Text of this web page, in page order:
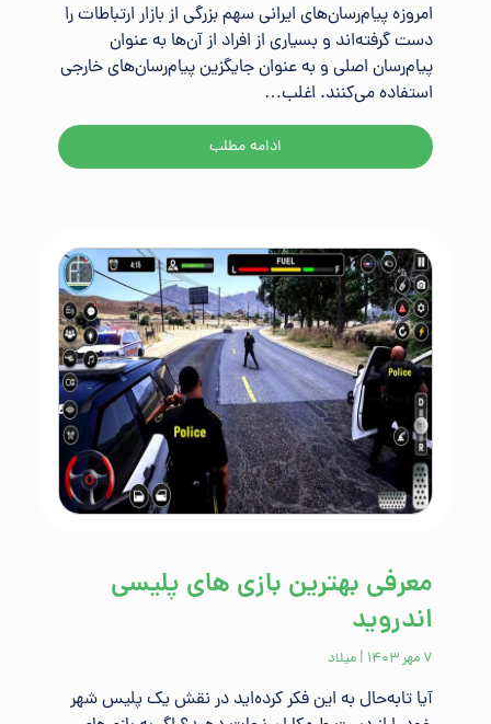
امروزه پیام‌رسان‌های ایرانی سهم بزرگی از بازار ارتباطات را
دست گرفته‌اند و بسیاری از افراد از آن‌ها به عنوان
پیام‌رسان اصلی و به عنوان جایگزین پیام‌رسان‌های خارجی
استفاده می‌کنند. اغلب…
ادامه مطلب
معرفی بهترین بازی های پلیسی
اندروید
۷ مهر ۱۴۰۳ | میلاد
آیا تابه‌حال به این فکر کرده‌اید در نقش یک پلیس شهر